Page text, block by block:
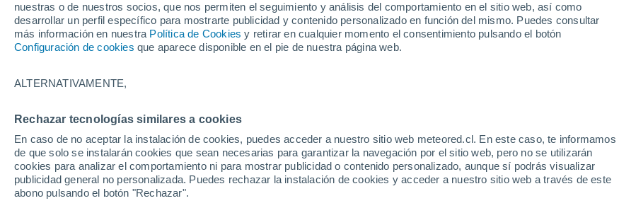
nuestras o de nuestros socios, que nos permiten el seguimiento y análisis del comportamiento en el sitio web, así como
desarrollar un perfil específico para mostrarte publicidad y contenido personalizado en función del mismo. Puedes consultar
más información en nuestra Política de Cookies y retirar en cualquier momento el consentimiento pulsando el botón
Configuración de cookies que aparece disponible en el pie de nuestra página web.
ALTERNATIVAMENTE,
Rechazar tecnologías similares a cookies
En caso de no aceptar la instalación de cookies, puedes acceder a nuestro sitio web meteored.cl. En este caso, te informamos
de que solo se instalarán cookies que sean necesarias para garantizar la navegación por el sitio web, pero no se utilizarán
cookies para analizar el comportamiento ni para mostrar publicidad o contenido personalizado, aunque sí podrás visualizar
publicidad general no personalizada. Puedes rechazar la instalación de cookies y acceder a nuestro sitio web a través de este
abono pulsando el botón "Rechazar".
Bad Wiessee
13/02/2027
Hoy
6 Ago
Mañana
7 Ago
Sábado
8 Ago
Parte de nieve hoy
Pistas por dificultad 0 1 2 0